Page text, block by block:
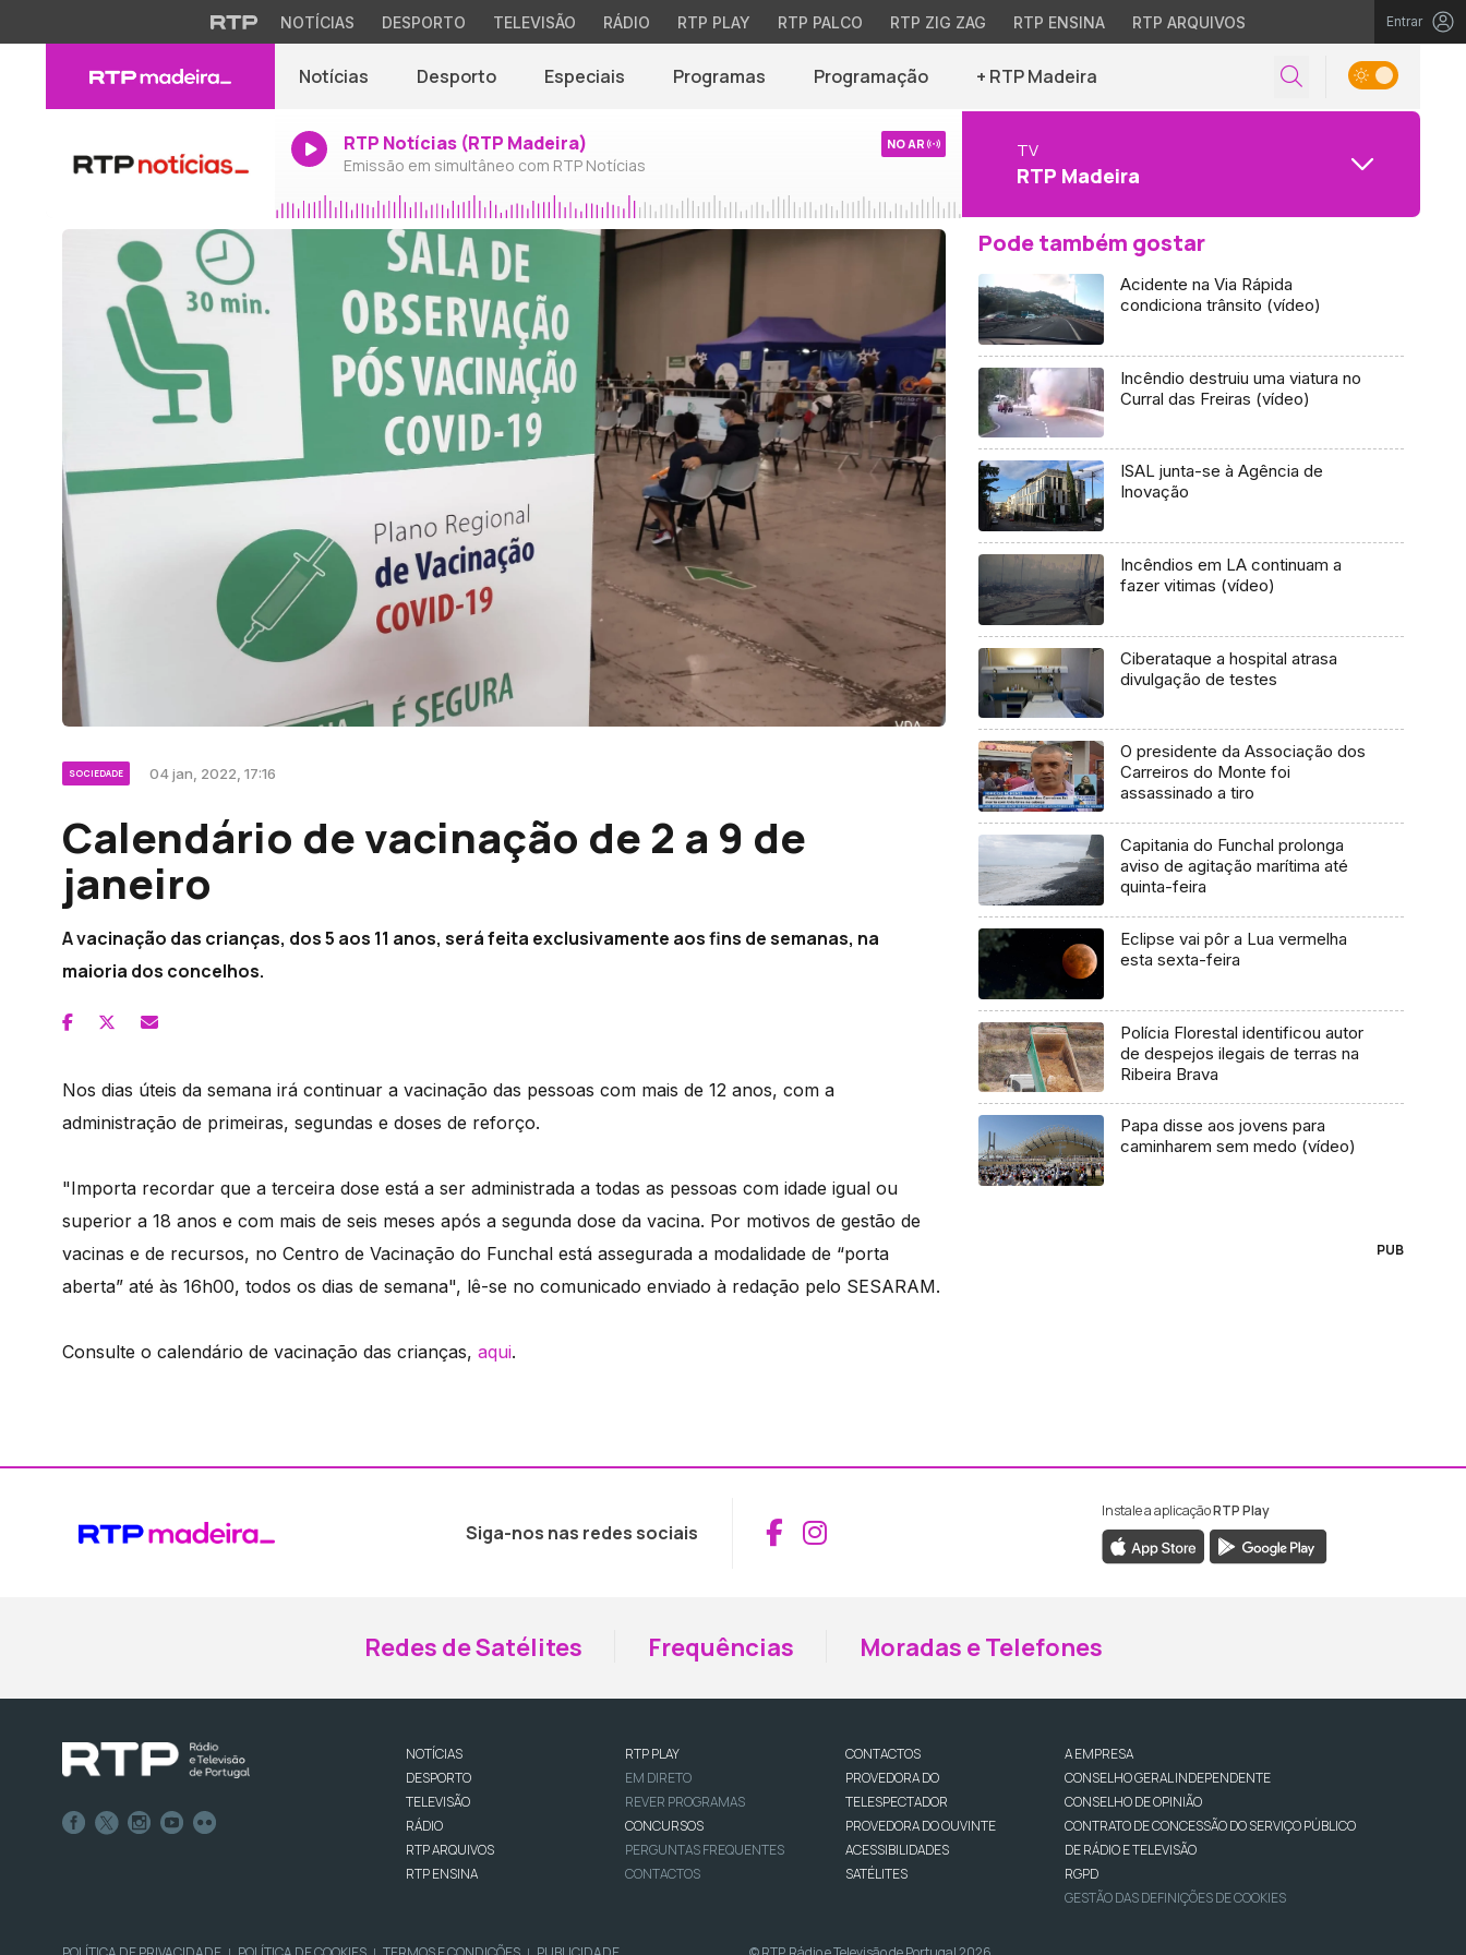
NOTÍCIAS DESPORTO TELEVISÃO RÁDIO RTP PLAY RTP PALCO RTP ZIG ZAG RTP ENSINA RTP ARQUIVOS Entrar
Notícias Desporto Especiais Programas Programação + RTP Madeira
RTP Notícias (RTP Madeira)
Emissão em simultâneo com RTP Notícias
NO AR TV
RTP Madeira
SOCIEDADE 04 jan, 2022, 17:16
Calendário de vacinação de 2 a 9 de
janeiro
A vacinação das crianças, dos 5 aos 11 anos, será feita exclusivamente aos fins de semanas, na
maioria dos concelhos.
Nos dias úteis da semana irá continuar a vacinação das pessoas com mais de 12 anos, com a
administração de primeiras, segundas e doses de reforço.
"Importa recordar que a terceira dose está a ser administrada a todas as pessoas com idade igual ou
superior a 18 anos e com mais de seis meses após a segunda dose da vacina. Por motivos de gestão de
vacinas e de recursos, no Centro de Vacinação do Funchal está assegurada a modalidade de “porta
aberta” até às 16h00, todos os dias de semana", lê-se no comunicado enviado à redação pelo SESARAM.
Consulte o calendário de vacinação das crianças, aqui.
Pode também gostar
Acidente na Via Rápida
condiciona trânsito (vídeo)
Incêndio destruiu uma viatura no
Curral das Freiras (vídeo)
ISAL junta-se à Agência de
Inovação
Incêndios em LA continuam a
fazer vitimas (vídeo)
Ciberataque a hospital atrasa
divulgação de testes
O presidente da Associação dos
Carreiros do Monte foi
assassinado a tiro
Capitania do Funchal prolonga
aviso de agitação marítima até
quinta-feira
Eclipse vai pôr a Lua vermelha
esta sexta-feira
Polícia Florestal identificou autor
de despejos ilegais de terras na
Ribeira Brava
Papa disse aos jovens para
caminharem sem medo (vídeo)
PUB
Siga-nos nas redes sociais Aceder ao Facebook da RTP Madeira
Aceder ao Instagram da RTP Madeira
Instale a aplicaçãoRTP Play
Redes de Satélites Frequências Moradas e Telefones
NOTÍCIAS
DESPORTO
TELEVISÃO
RÁDIO
RTP ARQUIVOS
RTP ENSINA
RTP PLAY
EM DIRETO
REVER PROGRAMAS
CONCURSOS
PERGUNTAS FREQUENTES
CONTACTOS
CONTACTOS
PROVEDORA DO
TELESPECTADOR
PROVEDORA DO OUVINTE
ACESSIBILIDADES
SATÉLITES
A EMPRESA
CONSELHO GERAL INDEPENDENTE
CONSELHO DE OPINIÃO
CONTRATO DE CONCESSÃO DO SERVIÇO PÚBLICO
DE RÁDIO E TELEVISÃO
RGPD
GESTÃO DAS DEFINIÇÕES DE COOKIES